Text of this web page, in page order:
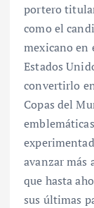
portero
como el
mexicano en
Estados
convertirlo
Copas del
avanzar más
que hasta
sus últimas